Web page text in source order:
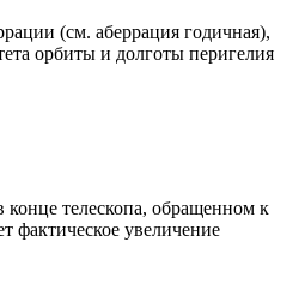
(см. аберрация годичная),
орбиты и долготы перигелия
конце телескопа, обращенном к
фактическое увеличение